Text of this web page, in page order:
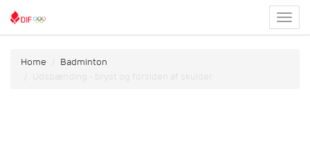
menu
Home
Badminton
Udspænding - bryst og forsiden af skulder